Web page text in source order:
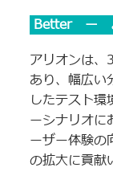
Better ー
アリオンは、
あり、幅広い
したテスト
ーシナリオに
ーザー体験の
の拡大に貢献